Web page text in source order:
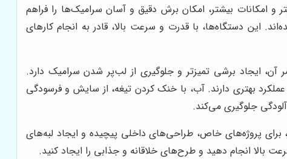
و امکانات بیشتر، امکان برش دقیق و آسان سرامیک‌ها را فراهم
این دستگاه‌ها، با قدرت و سرعت بالا، قادر به انجام کارهای
ایجاد برشی تمیزتر و جلوگیری از لب‌پر شدن سرامیک دارد.
بهتری دارند. آب، با خنک کردن تیغه، از سایش و فرسودگی
جلوگیری می‌کند.
برای پروژه‌های خاص، طراحی‌های داخلی پیچیده و ایجاد لبه‌های
بالا انجام دهید و طرح‌های خلاقانه و جذابی را ایجاد کنید.